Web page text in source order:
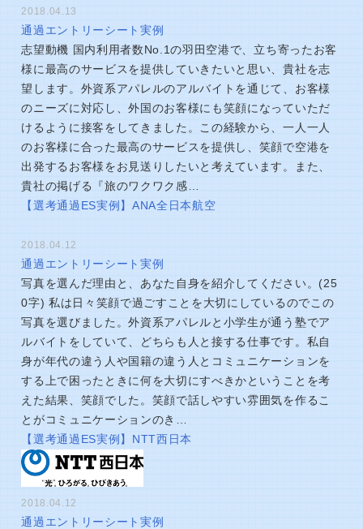
2018.04.13
通過エントリーシート実例
志望動機 国内利用者数No.1の羽田空港で、立ち寄ったお客
様に最高のサービスを提供していきたいと思い、貴社を志
望します。外資系アパレルのアルバイトを通じて、お客様
のニーズに対応し、外国のお客様にも笑顔になっていただ
けるように接客をしてきました。この経験から、一人一人
のお客様に合った最高のサービスを提供し、笑顔で空港を
出発するお客様をお見送りしたいと考えています。また、
貴社の掲げる『旅のワクワク感…
【選考通過ES実例】ANA全日本航空
2018.04.12
通過エントリーシート実例
写真を選んだ理由と、あなた自身を紹介してください。(25
0字) 私は日々笑顔で過ごすことを大切にしているのでこの
写真を選びました。外資系アパレルと小学生が通う塾でア
ルバイトをしていて、どちらも人と接する仕事です。私自
身が年代の違う人や国籍の違う人とコミュニケーションを
する上で困ったときに何を大切にすべきかということを考
えた結果、笑顔でした。笑顔で話しやすい雰囲気を作るこ
とがコミュニケーションのき…
【選考通過ES実例】NTT西日本
2018.04.12
通過エントリーシート実例